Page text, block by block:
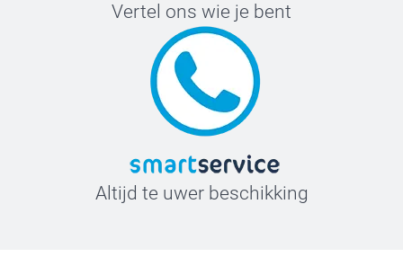
Vertel ons wie je bent
Altijd te uwer beschikking